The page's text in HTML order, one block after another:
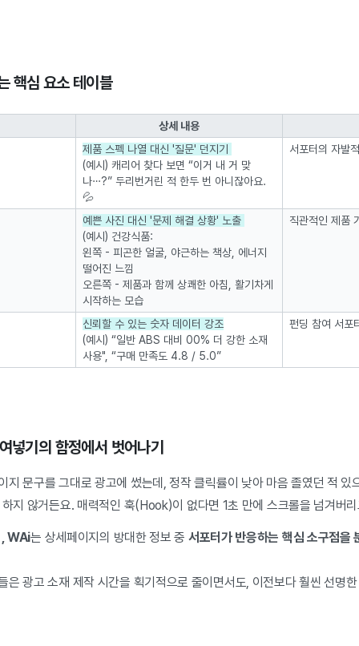
핵심 요소 테이블
상세 내용
제품 스펙 나열 대신 '질문' 던지기
(예시) 캐리어 찾다 보면 “이거 내 거 맞
나…?” 두리번거린 적 한두 번 아니잖아요.
💦
서포터의 자발
예쁜 사진 대신 '문제 해결 상황' 노출
(예시) 건강식품:
왼쪽 - 피곤한 얼굴, 야근하는 책상, 에너지
떨어진 느낌
오른쪽 - 제품과 함께 상쾌한 아침, 활기차게
시작하는 모습
직관적인 제품
신뢰할 수 있는 숫자 데이터 강조
(예시) “일반 ABS 대비 00% 더 강한 소재
사용", “구매 만족도 4.8 / 5.0”
펀딩 참여 서포
넣기의 함정에서 벗어나기
지 문구를 그대로 광고에 썼는데, 정작 클릭률이 낮아 마음 졸였던 적 있
지 않거든요. 매력적인 훅(Hook)이 없다면 1초 만에 스크롤을 넘겨버
, WAi는 상세페이지의 방대한 정보 중 서포터가 반응하는 핵심 소구점을
은 광고 소재 제작 시간을 획기적으로 줄이면서도, 이전보다 훨씬 선명